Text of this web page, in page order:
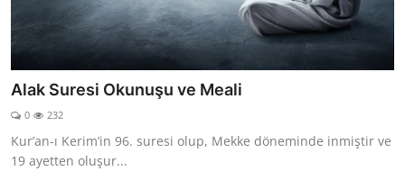
Alak Suresi Okunuşu ve Meali
0 232
Kur’an-ı Kerim’in 96. suresi olup, Mekke döneminde inmiştir ve
19 ayetten oluşur...